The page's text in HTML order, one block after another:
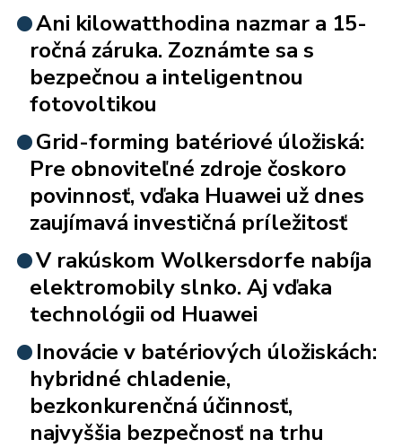
Ani kilowatthodina nazmar a 15-
ročná záruka. Zoznámte sa s
bezpečnou a inteligentnou
fotovoltikou
Grid-forming batériové úložiská:
Pre obnoviteľné zdroje čoskoro
povinnosť, vďaka Huawei už dnes
zaujímavá investičná príležitosť
V rakúskom Wolkersdorfe nabíja
elektromobily slnko. Aj vďaka
technológii od Huawei
Inovácie v batériových úložiskách:
hybridné chladenie,
bezkonkurenčná účinnosť,
najvyššia bezpečnosť na trhu